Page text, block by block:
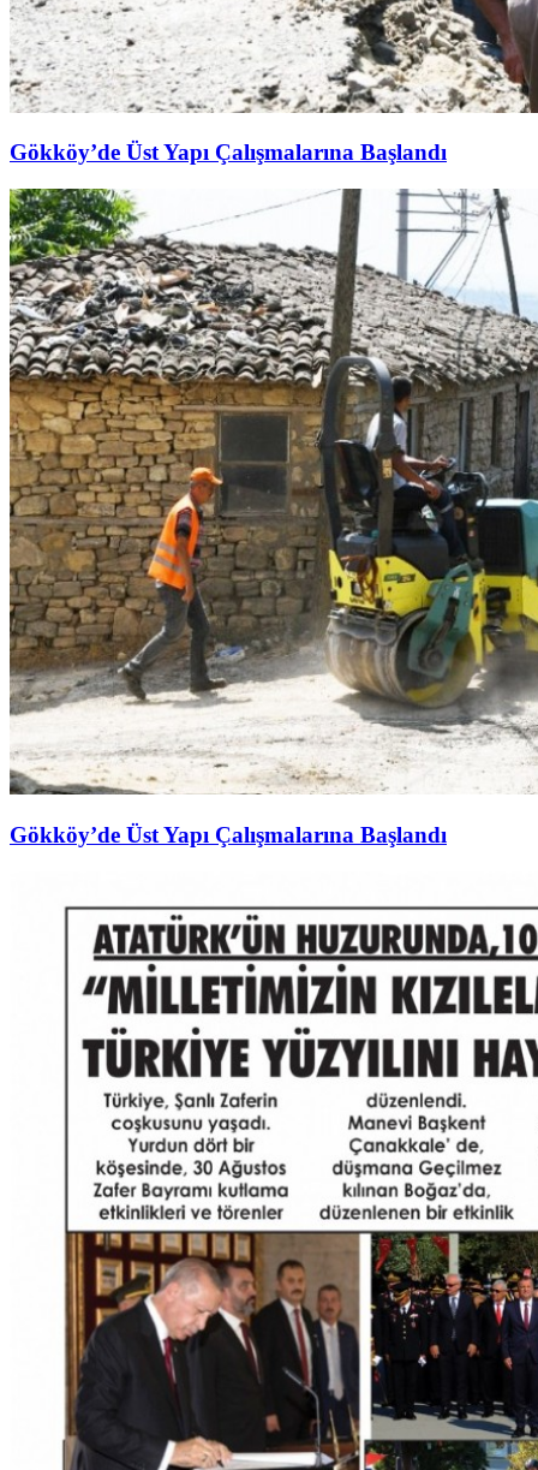
Gökköy’de Üst Yapı Çalışmalarına Başlandı
Gökköy’de Üst Yapı Çalışmalarına Başlandı